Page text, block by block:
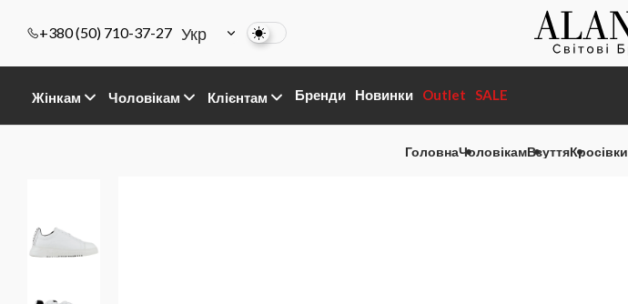
+380 (50) 710-37-27 Укр
Жінкам Чоловікам Клієнтам Бренди Новинки Outlet SALE
ГоловнаЧоловікамВзуттяКросівки